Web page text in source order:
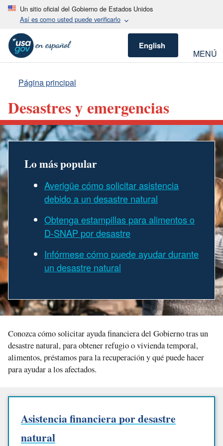
Un sitio oficial del Gobierno de Estados Unidos
Así es como usted puede verificarlo
English
MENÚ
Página principal
Desastres y emergencias
Lo más popular
Averigüe cómo solicitar asistencia
debido a un desastre natural
Obtenga estampillas para alimentos o
D-SNAP por desastre
Infórmese cómo puede ayudar durante
un desastre natural
Conozca cómo solicitar ayuda financiera del Gobierno tras un
desastre natural, para obtener refugio o vivienda temporal,
alimentos, préstamos para la recuperación y qué puede hacer
para ayudar a los afectados.
Asistencia financiera por desastre
natural